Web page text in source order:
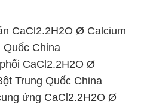
CaCl2.2H2O Ø Calcium
Quốc China
CaCl2.2H2O Ø
Trung Quốc China
ứng CaCl2.2H2O Ø